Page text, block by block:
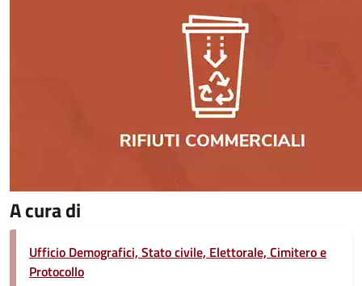
A cura di
Ufficio Demografici, Stato civile, Elettorale, Cimitero e
Protocollo